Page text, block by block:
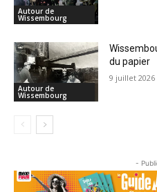
Autour de
Wissembourg
Autour de
Wissembourg
du papier
9 juillet 2026
-